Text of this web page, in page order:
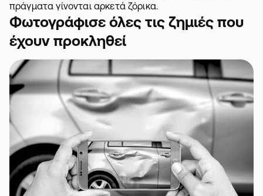
πράγματα γίνονται αρκετά ζόρικα.
Φωτογράφισε όλες τις ζημιές που
έχουν προκληθεί